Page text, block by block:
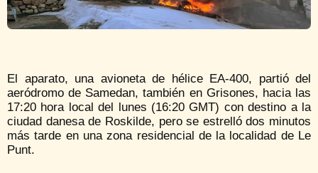
El aparato, una avioneta de hélice EA-400, partió del
aeródromo de Samedan, también en Grisones, hacia las
17:20 hora local del lunes (16:20 GMT) con destino a la
ciudad danesa de Roskilde, pero se estrelló dos minutos
más tarde en una zona residencial de la localidad de Le
Punt.